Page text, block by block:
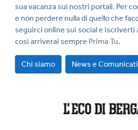
sua vacanza sui nostri portali. Per
e non perdere nulla di quello che
seguirci online sui social e iscriverti
così arriverai sempre Prima Tu.
Chi siamo News e Comunicati